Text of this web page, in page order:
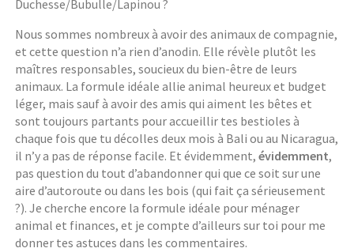
Duchesse/Bubulle/Lapinou ?
Nous sommes nombreux à avoir des animaux de compagnie,
et cette question n’a rien d’anodin. Elle révèle plutôt les
maîtres responsables, soucieux du bien-être de leurs
animaux. La formule idéale allie animal heureux et budget
léger, mais sauf à avoir des amis qui aiment les bêtes et
sont toujours partants pour accueillir tes bestioles à
chaque fois que tu décolles deux mois à Bali ou au Nicaragua,
il n’y a pas de réponse facile. Et évidemment,évidemment,
pas question du tout d’abandonner qui que ce soit sur une
aire d’autoroute ou dans les bois (qui fait ça sérieusement
?). Je cherche encore la formule idéale pour ménager
animal et finances, et je compte d’ailleurs sur toi pour me
donner tes astuces dans les commentaires.